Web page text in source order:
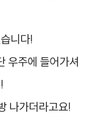
니다!
우주에 들어가셔
나가더라고요!